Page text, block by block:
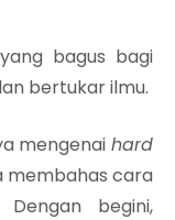
bagus bagi
bertukar ilmu.
mengenaihard
membahas cara
begini,